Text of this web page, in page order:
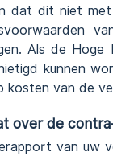
dat dit niet
Als de
kunnen
van de
over de
van uw